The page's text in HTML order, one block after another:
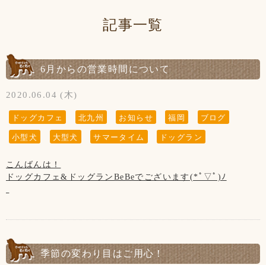
記事一覧
6月からの営業時間について
2020.06.04 (木)
ドッグカフェ 北九州 お知らせ 福岡 ブログ
小型犬 大型犬 サマータイム ドッグラン
こんばんは！
ドッグカフェ&ドッグランBeBeでございます(*ﾟ▽ﾟ)ﾉ
コロナウイルスがまだ落ち着いておりませんので、まだしば
らくの間は季節の変わり目はご用心！